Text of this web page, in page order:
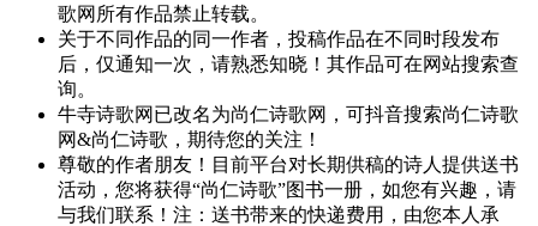
歌网所有作品禁止转载。
关于不同作品的同一作者，投稿作品在不同时段发布
后，仅通知一次，请熟悉知晓！其作品可在网站搜索查
询。
牛寺诗歌网已改名为尚仁诗歌网，可抖音搜索尚仁诗歌
网&尚仁诗歌，期待您的关注！
尊敬的作者朋友！目前平台对长期供稿的诗人提供送书
活动，您将获得“尚仁诗歌”图书一册，如您有兴趣，请
与我们联系！注：送书带来的快递费用，由您本人承